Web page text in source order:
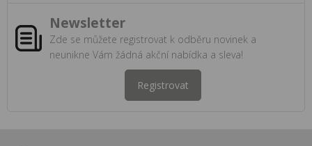
Newsletter
Zde se můžete registrovat k odběru novinek a
neunikne Vám žádná akční nabídka a sleva!
Registrovat